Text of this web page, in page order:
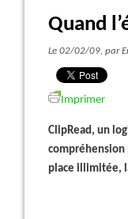
Quand
Le 02/02/09, par
Imprimer
ClipRead, un
compréhension
place illimitée,